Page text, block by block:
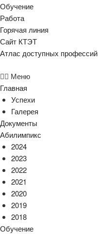
Обучение
Работа
Горячая линия
Сайт КТЭТ
Атлас доступных профессий
Меню
Главная
Успехи
Галерея
Документы
Абилимпикс
2024
2023
2022
2021
2020
2019
2018
Обучение